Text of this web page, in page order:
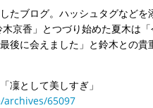
たブログ。ハッシュタグなど
京香」とつづり始めた夏木は
後に会えました」と鈴木との貴
凜として美しすぎ」
65097